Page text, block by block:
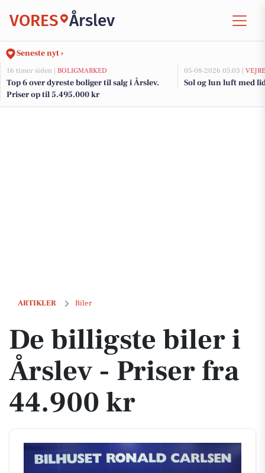
VORES Årslev
Seneste nyt ›
16 timer siden | BOLIGMARKED
Top 6 over dyreste boliger til salg i Årslev.
Priser op til 5.495.000 kr
05-08-2026 05:03 |
Sol og lun luft med
ARTIKLER Biler
De billigste biler i Årslev - Priser fra 44.900 kr
De billigste biler i
Årslev - Priser fra
44.900 kr